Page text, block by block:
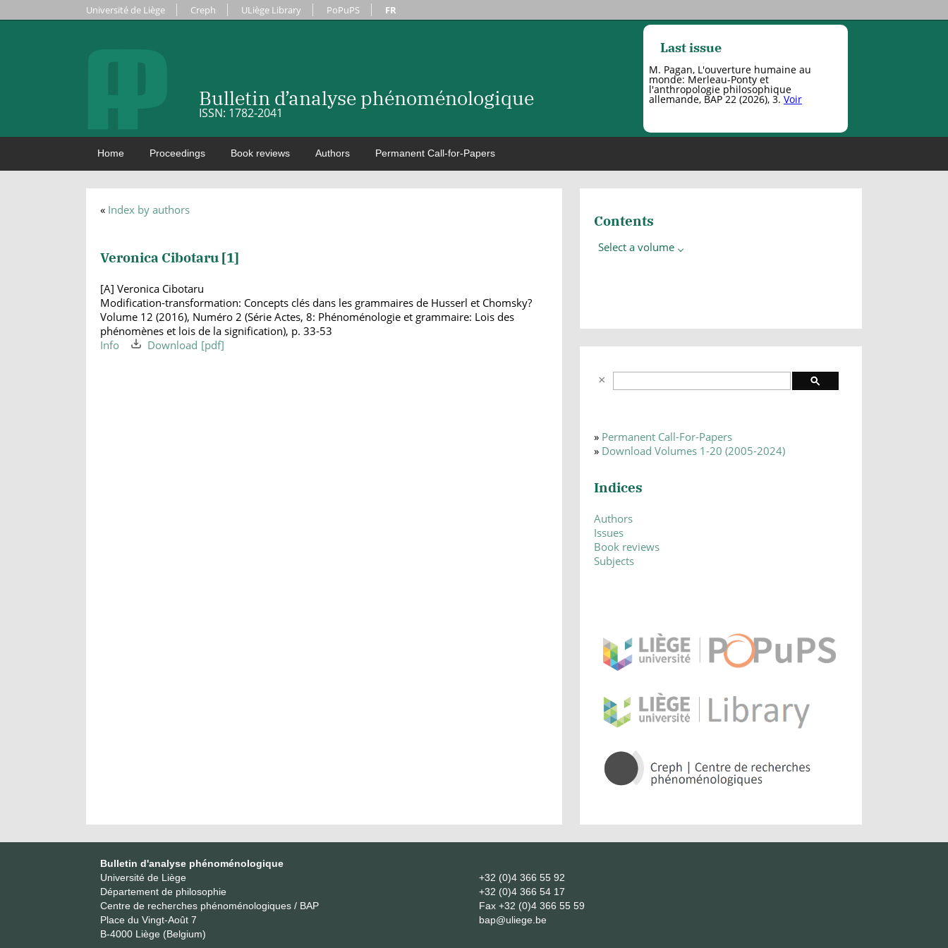
Université de Liège Creph ULiège Library PoPuPS FR
Bulletin d’analyse phénoménologique
ISSN: 1782-2041
Last issue
M. Pagan, L'ouverture humaine au
monde: Merleau-Ponty et
l'anthropologie philosophique
allemande, BAP 22 (2026), 3. Voir
Home Proceedings Book reviews Authors Permanent Call-for-Papers
« Index by authors
Veronica Cibotaru [1]
[A] Veronica Cibotaru
Modification-transformation: Concepts clés dans les grammaires de Husserl et Chomsky?
Volume 12 (2016), Numéro 2 (Série Actes, 8: Phénoménologie et grammaire: Lois des
phénomènes et lois de la signification), p. 33-53
Info
Download
Contents
Select a volume
» Permanent Call-For-Papers
» Download Volumes 1-20 (2005-2024)
Indices
Authors
Issues
Book reviews
Subjects
Bulletin d'analyse phénoménologique
Université de Liège
Département de philosophie
Centre de recherches phénoménologiques / BAP
Place du Vingt-Août 7
B-4000 Liège (Belgium)
+32 (0)4 366 55 92
+32 (0)4 366 54 17
Fax +32 (0)4 366 55 59
bap@uliege.be